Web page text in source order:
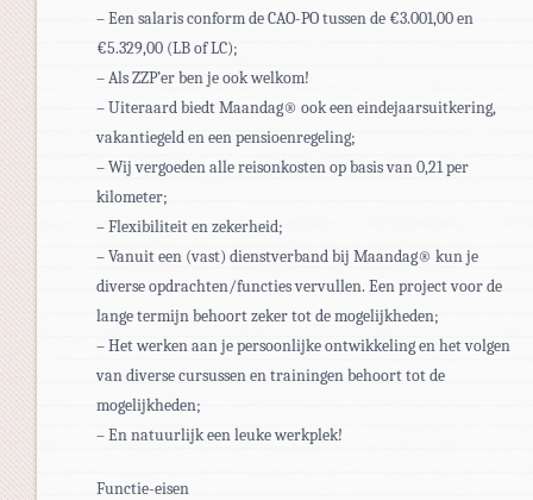
– Een salaris conform de CAO-PO tussen de €3.001,00 en
€5.329,00 (LB of LC);
– Als ZZP’er ben je ook welkom!
– Uiteraard biedt Maandag® ook een eindejaarsuitkering,
vakantiegeld en een pensioenregeling;
– Wij vergoeden alle reisonkosten op basis van 0,21 per
kilometer;
– Flexibiliteit en zekerheid;
– Vanuit een (vast) dienstverband bij Maandag® kun je
diverse opdrachten/functies vervullen. Een project voor de
lange termijn behoort zeker tot de mogelijkheden;
– Het werken aan je persoonlijke ontwikkeling en het volgen
van diverse cursussen en trainingen behoort tot de
mogelijkheden;
– En natuurlijk een leuke werkplek!
Functie-eisen